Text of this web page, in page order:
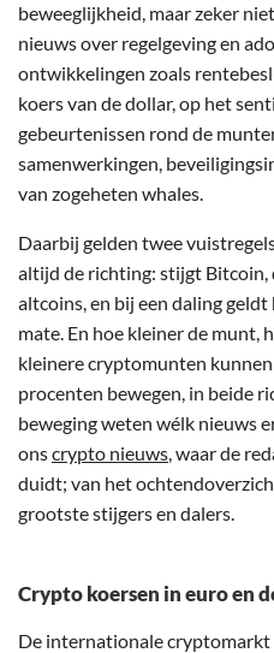
beweeglijkheid, maar zeker
nieuws over regelgeving en
ontwikkelingen zoals
koers van de dollar, op het
gebeurtenissen rond de
samenwerkingen,
van zogeheten whales.
Daarbij gelden twee
altijd de richting: stijgt Bitcoin,
altcoins, en bij een daling
mate. En hoe kleiner de munt,
kleinere cryptomunten
procenten bewegen, in beide
beweging weten wélk nieuws
onscrypto nieuws, waar de
duidt; van het
grootste stijgers en dalers.
Crypto koersen in euro en
De internationale cryptomarkt